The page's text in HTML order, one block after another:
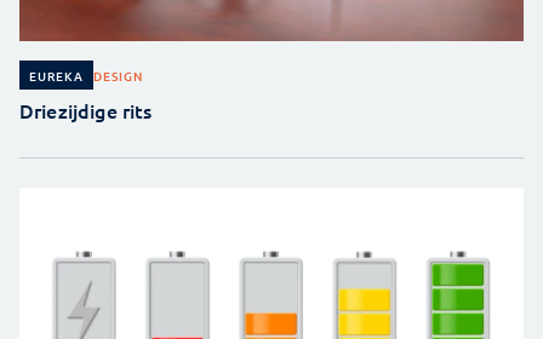
EUREKA DESIGN
Driezijdige rits